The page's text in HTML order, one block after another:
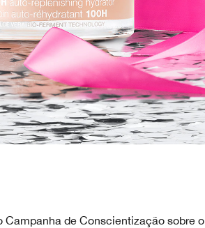
Campanha de Conscientização sobre o